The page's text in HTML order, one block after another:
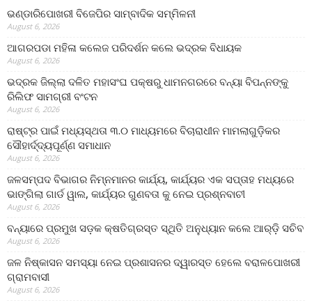
ଭଣ୍ଡାରିପୋଖରୀ ବିଜେପିର ସାମ୍ବାଦିକ ସମ୍ମିଳନୀ
August 6, 2026
ଆଗରପଡା ମହିଳା କଲେଜ ପରିଦର୍ଶନ କଲେ ଭଦ୍ରକ ବିଧାୟକ
August 6, 2026
ଭଦ୍ରକ ଜିଲ୍ଲା ଦଳିତ ମହାସଂଘ ପକ୍ଷରୁ ଧାମନଗରରେ ବନ୍ୟା ବିପନ୍ନଙ୍କୁ
ରିଲିଫ ସାମଗ୍ରୀ ବଂଟନ
August 6, 2026
ରାଷ୍ଟ୍ର ପାଇଁ ମଧ୍ୟସ୍ଥତା ୩.୦ ମାଧ୍ୟମରେ ବିଚାରାଧୀନ ମାମଲାଗୁଡ଼ିକର
ସୌହାର୍ଦ୍ଦ୍ୟପୂର୍ଣ୍ଣ ସମାଧାନ
August 6, 2026
ଜଳସମ୍ପଦ ବିଭାଗର ନିମ୍ନମାନର କାର୍ଯ୍ୟ, କାର୍ଯ୍ୟର ଏକ ସପ୍ତାହ ମଧ୍ୟରେ
ଭାଙ୍ଗିଲା ଗାର୍ଡ ୱାଲ, କାର୍ଯ୍ୟର ଗୁଣବତା କୁ ନେଇ ପ୍ରଶ୍ନବାଚୀ
August 6, 2026
ବନ୍ୟାରେ ପ୍ରମୁଖ ସଡ଼କ କ୍ଷତିଗ୍ରସ୍ତ ସ୍ଥିତି ଅନୁଧ୍ୟାନ କଲେ ଆର୍‌ଡ଼ି ସଚିବ
August 6, 2026
ଜଳ ନିଷ୍କାସନ ସମସ୍ୟା ନେଇ ପ୍ରଶାସନର ଦ୍ୱାରସ୍ତ ହେଲେ ବରାଳପୋଖରୀ
ଗ୍ରାମବାସୀ
August 6, 2026